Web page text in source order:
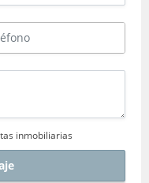
inmobiliarias